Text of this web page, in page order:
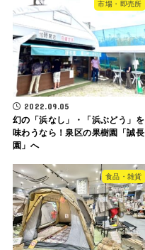
市場・即売所
2022.09.05
幻の「浜なし」・「浜ぶどう」を
味わうなら！泉区の果樹園「誠長
園」へ
食品・雑貨